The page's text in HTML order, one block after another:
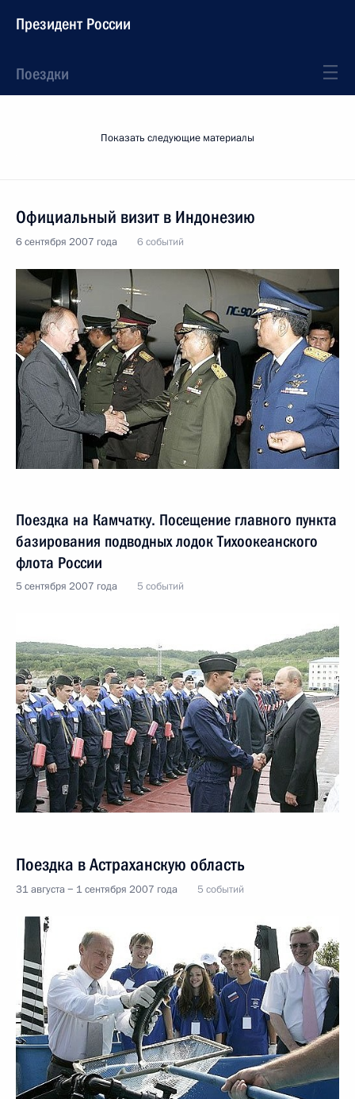
Президент России
Поездки
Показать следующие материалы
Официальный визит в Индонезию
6 сентября 2007 года 6 событий
Поездка на Камчатку. Посещение главного пункта
базирования подводных лодок Тихоокеанского
флота России
5 сентября 2007 года 5 событий
Поездка в Астраханскую область
31 августа − 1 сентября 2007 года 5 событий